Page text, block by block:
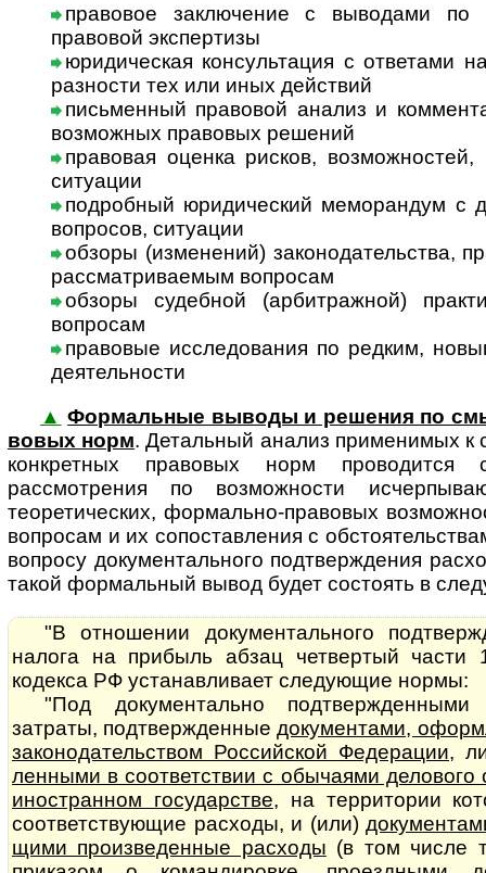
правовое заключение с выводами по
правовой экспертизы
юридическая консультация с ответами
раз­нос­ти тех или иных действий
письменный правовой анализ и
возможных правовых решений
правовая оценка рисков, возможностей,
ситуации
подробный юридический меморандум с
вопросов, ситуации
обзоры (изменений) законодательства,
рассматриваемым вопросам
обзоры судебной (арбитражной)
вопросам
правовые исследования по редким,
деятельности
▲ Формальные выводы и решения по
во­вых норм. Де­таль­ный ана­лиз применимых к
конкретных правовых норм
рассмотрения по возможности
теоретических, формально-правовых
вопросам и их сопоставления с
вопросу документального подтверждения
такой формальный вывод будет состоять в
"В отношении документального
налога на прибыль абзац четвертый части
кодекса РФ устанавливает следующие нормы:
"Под документально
затраты, подтвержденныедо­ку­мен­та­ми,
законодательством Российской Федерации,
лен­ны­ми в соответствии с обычаями
иностранном государстве, на территории
соответствующие расходы, и (или)
щи­ми произведенные расходы (в том числе